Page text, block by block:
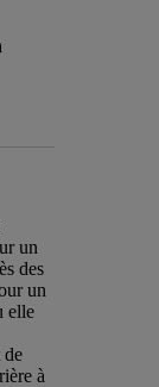
un
des
un
elle
de
à